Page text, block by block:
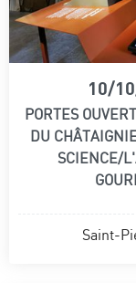
10/
PORTES
DU
SCIENCE/
Saint-